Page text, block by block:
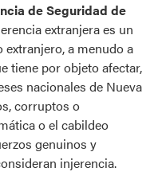
de Seguridad de
extranjera es un
a menudo a
tiene por objeto afectar,
nacionales de Nueva
corruptos o
o el cabildeo
genuinos y
injerencia.